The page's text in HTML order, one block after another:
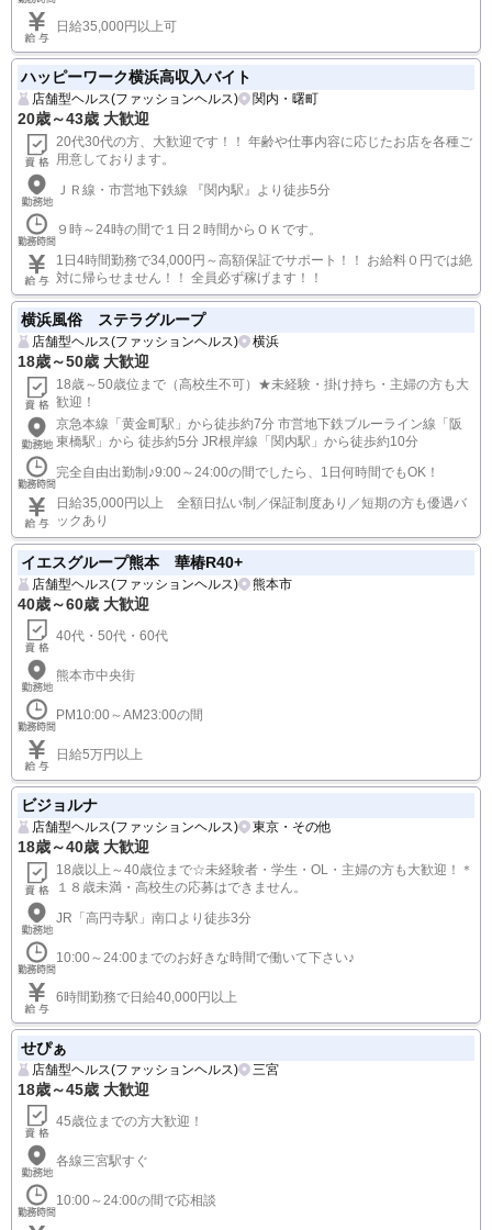
日給35,000円以上可
ハッピーワーク横浜高収入バイト
店舗型ヘルス(ファッションヘルス) 関内・曙町
20歳～43歳 大歓迎
20代30代の方、大歓迎です！！ 年齢や仕事内容に応じたお店を各種ご
用意しております。
ＪＲ線・市営地下鉄線 『関内駅』より徒歩5分
９時～24時の間で１日２時間からＯＫです。
1日4時間勤務で34,000円～高額保証でサポート！！ お給料０円では絶
対に帰らせません！！ 全員必ず稼げます！！
横浜風俗 ステラグループ
店舗型ヘルス(ファッションヘルス) 横浜
18歳～50歳 大歓迎
18歳～50歳位まで（高校生不可）★未経験・掛け持ち・主婦の方も大
歓迎！
京急本線「黄金町駅」から徒歩約7分 市営地下鉄ブルーライン線「阪
東橋駅」から 徒歩約5分 JR根岸線「関内駅」から徒歩約10分
完全自由出勤制♪9:00～24:00の間でしたら、1日何時間でもOK！
日給35,000円以上 全額日払い制／保証制度あり／短期の方も優遇バ
ックあり
イエスグループ熊本 華椿R40+
店舗型ヘルス(ファッションヘルス) 熊本市
40歳～60歳 大歓迎
40代・50代・60代
熊本市中央街
PM10:00～AM23:00の間
日給5万円以上
ビジョルナ
店舗型ヘルス(ファッションヘルス) 東京・その他
18歳～40歳 大歓迎
18歳以上～40歳位まで☆未経験者・学生・OL・主婦の方も大歓迎！＊
１８歳未満・高校生の応募はできません。
JR「高円寺駅」南口より徒歩3分
10:00～24:00までのお好きな時間で働いて下さい♪
6時間勤務で日給40,000円以上
せぴぁ
店舗型ヘルス(ファッションヘルス) 三宮
18歳～45歳 大歓迎
45歳位までの方大歓迎！
各線三宮駅すぐ
10:00～24:00の間で応相談